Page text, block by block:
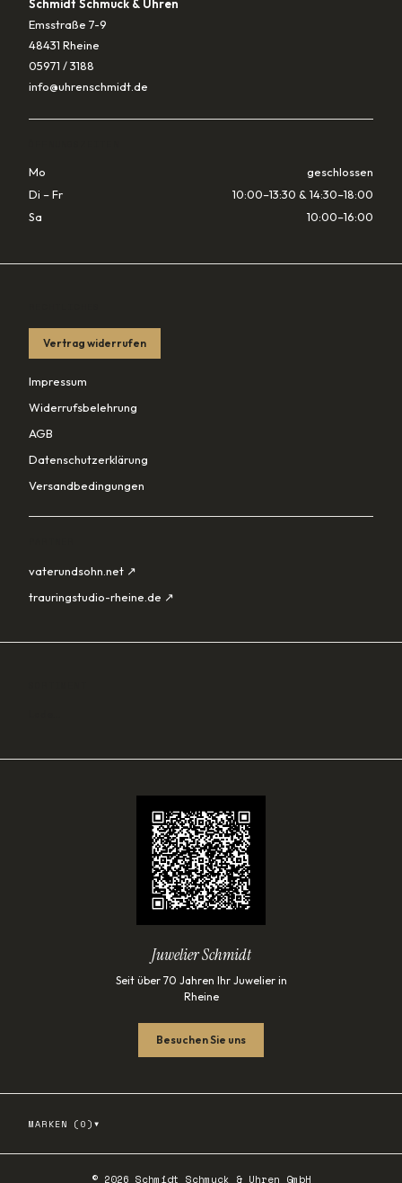
Schmidt Schmuck & Uhren
Emsstraße 7-9
48431 Rheine
05971 / 3188
info@uhrenschmidt.de
Mo
geschlossen
Di – Fr
10:00–13:30 & 14:30–18:00
Sa
10:00–16:00
Vertrag widerrufen
Impressum
Widerrufsbelehrung
AGB
Datenschutzerklärung
Versandbedingungen
vaterundsohn.net ↗
trauringstudio-rheine.de ↗
Juwelier Schmidt
Seit über 70 Jahren Ihr Juwelier in
Rheine
Besuchen Sie uns
MARKEN ( 0 ) ▾
© 2026 Schmidt Schmuck & Uhren GmbH